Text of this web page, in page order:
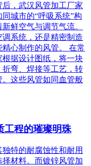
，武汉风管加工厂家
城市的“呼吸系统”构
鲜空气与调节气流。
系统，还是精密制造
心制作的风管。 在常
据设计图纸，将一块
弯、焊接等工艺，转
这些风管如同血管般
工程的璀璨明珠
特的耐腐蚀性和耐用
材料。而镀锌风管加